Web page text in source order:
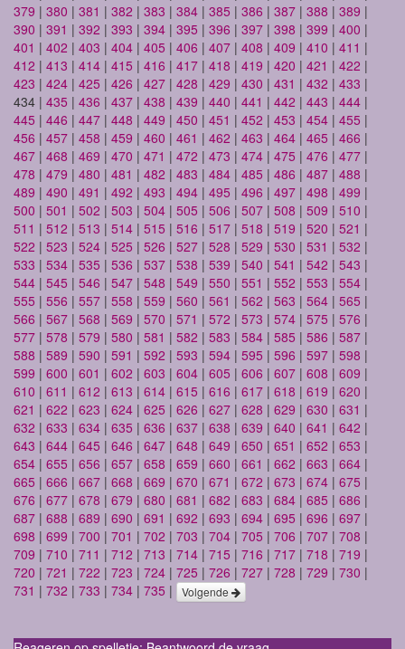
379 | 380 | 381 | 382 | 383 | 384 | 385 | 386 | 387 | 388 | 389 |
390 | 391 | 392 | 393 | 394 | 395 | 396 | 397 | 398 | 399 | 400 |
401 | 402 | 403 | 404 | 405 | 406 | 407 | 408 | 409 | 410 | 411 |
412 | 413 | 414 | 415 | 416 | 417 | 418 | 419 | 420 | 421 | 422 |
423 | 424 | 425 | 426 | 427 | 428 | 429 | 430 | 431 | 432 | 433 |
434 | 435 | 436 | 437 | 438 | 439 | 440 | 441 | 442 | 443 | 444 |
445 | 446 | 447 | 448 | 449 | 450 | 451 | 452 | 453 | 454 | 455 |
456 | 457 | 458 | 459 | 460 | 461 | 462 | 463 | 464 | 465 | 466 |
467 | 468 | 469 | 470 | 471 | 472 | 473 | 474 | 475 | 476 | 477 |
478 | 479 | 480 | 481 | 482 | 483 | 484 | 485 | 486 | 487 | 488 |
489 | 490 | 491 | 492 | 493 | 494 | 495 | 496 | 497 | 498 | 499 |
500 | 501 | 502 | 503 | 504 | 505 | 506 | 507 | 508 | 509 | 510 |
511 | 512 | 513 | 514 | 515 | 516 | 517 | 518 | 519 | 520 | 521 |
522 | 523 | 524 | 525 | 526 | 527 | 528 | 529 | 530 | 531 | 532 |
533 | 534 | 535 | 536 | 537 | 538 | 539 | 540 | 541 | 542 | 543 |
544 | 545 | 546 | 547 | 548 | 549 | 550 | 551 | 552 | 553 | 554 |
555 | 556 | 557 | 558 | 559 | 560 | 561 | 562 | 563 | 564 | 565 |
566 | 567 | 568 | 569 | 570 | 571 | 572 | 573 | 574 | 575 | 576 |
577 | 578 | 579 | 580 | 581 | 582 | 583 | 584 | 585 | 586 | 587 |
588 | 589 | 590 | 591 | 592 | 593 | 594 | 595 | 596 | 597 | 598 |
599 | 600 | 601 | 602 | 603 | 604 | 605 | 606 | 607 | 608 | 609 |
610 | 611 | 612 | 613 | 614 | 615 | 616 | 617 | 618 | 619 | 620 |
621 | 622 | 623 | 624 | 625 | 626 | 627 | 628 | 629 | 630 | 631 |
632 | 633 | 634 | 635 | 636 | 637 | 638 | 639 | 640 | 641 | 642 |
643 | 644 | 645 | 646 | 647 | 648 | 649 | 650 | 651 | 652 | 653 |
654 | 655 | 656 | 657 | 658 | 659 | 660 | 661 | 662 | 663 | 664 |
665 | 666 | 667 | 668 | 669 | 670 | 671 | 672 | 673 | 674 | 675 |
676 | 677 | 678 | 679 | 680 | 681 | 682 | 683 | 684 | 685 | 686 |
687 | 688 | 689 | 690 | 691 | 692 | 693 | 694 | 695 | 696 | 697 |
698 | 699 | 700 | 701 | 702 | 703 | 704 | 705 | 706 | 707 | 708 |
709 | 710 | 711 | 712 | 713 | 714 | 715 | 716 | 717 | 718 | 719 |
720 | 721 | 722 | 723 | 724 | 725 | 726 | 727 | 728 | 729 | 730 |
731 | 732 | 733 | 734 | 735 | Volgende